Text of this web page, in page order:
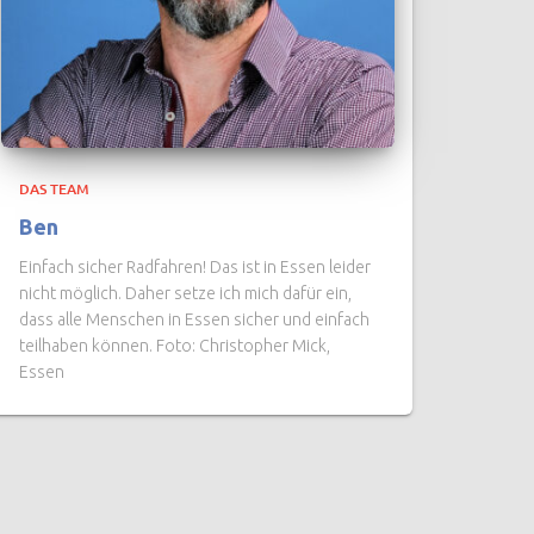
DAS TEAM
Ben
Einfach sicher Radfahren! Das ist in Essen leider
nicht möglich. Daher setze ich mich dafür ein,
dass alle Menschen in Essen sicher und einfach
teilhaben können. Foto: Christopher Mick,
Essen